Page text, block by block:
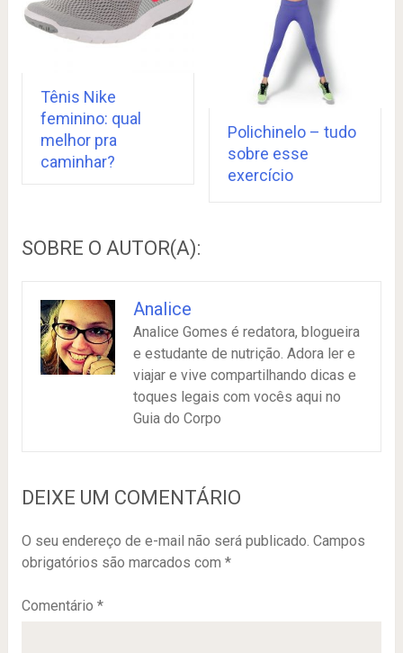
Tênis Nike
feminino: qual
melhor pra
caminhar?
Polichinelo – tudo
sobre esse
exercício
SOBRE O AUTOR(A):
Analice
Analice Gomes é redatora, blogueira
e estudante de nutrição. Adora ler e
viajar e vive compartilhando dicas e
toques legais com vocês aqui no
Guia do Corpo
DEIXE UM COMENTÁRIO
O seu endereço de e-mail não será publicado. Campos
obrigatórios são marcados com *
Comentário *